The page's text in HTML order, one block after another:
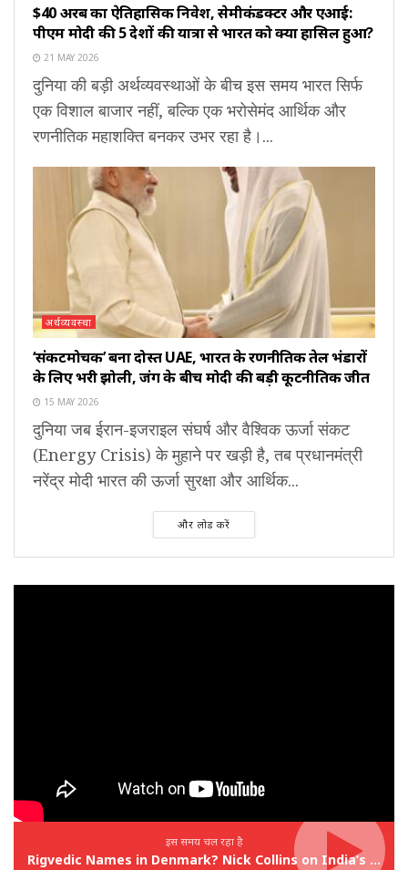
$40 अरब का ऐतिहासिक निवेश, सेमीकंडक्टर और एआई:
पीएम मोदी की 5 देशों की यात्रा से भारत को क्या हासिल हुआ?
21 MAY 2026
दुनिया की बड़ी अर्थव्यवस्थाओं के बीच इस समय भारत सिर्फ
एक विशाल बाजार नहीं, बल्कि एक भरोसेमंद आर्थिक और
रणनीतिक महाशक्ति बनकर उभर रहा है।...
अर्थव्यवस्था
‘संकटमोचक’ बना दोस्त UAE, भारत के रणनीतिक तेल भंडारों
के लिए भरी झोली, जंग के बीच मोदी की बड़ी कूटनीतिक जीत
15 MAY 2026
दुनिया जब ईरान-इजराइल संघर्ष और वैश्विक ऊर्जा संकट
(Energy Crisis) के मुहाने पर खड़ी है, तब प्रधानमंत्री
नरेंद्र मोदी भारत की ऊर्जा सुरक्षा और आर्थिक...
और लोड करें
इस समय चल रहा है
Rigvedic Names in Denmark? Nick Collins on India’s Forgotten Links With Europe